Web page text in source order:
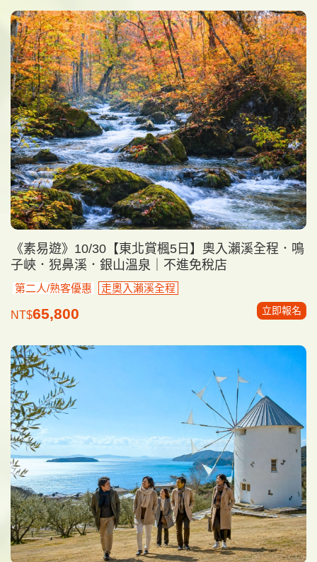
《素易遊》10/30【東北賞楓5日】奧入瀨溪全程．鳴
子峽．猊鼻溪．銀山溫泉｜不進免稅店
第二人/熟客優惠 走奧入瀨溪全程
NT$65,800 立即報名